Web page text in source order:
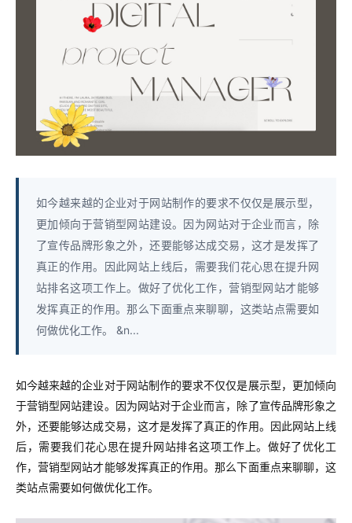
如今越来越的企业对于网站制作的要求不仅仅是展示型，
更加倾向于营销型网站建设。因为网站对于企业而言，除
了宣传品牌形象之外，还要能够达成交易，这才是发挥了
真正的作用。因此网站上线后，需要我们花心思在提升网
站排名这项工作上。做好了优化工作，营销型网站才能够
发挥真正的作用。那么下面重点来聊聊，这类站点需要如
何做优化工作。 &n...
如今越来越的企业对于网站制作的要求不仅仅是展示型，更加倾向
于营销型网站建设。因为网站对于企业而言，除了宣传品牌形象之
外，还要能够达成交易，这才是发挥了真正的作用。因此网站上线
后，需要我们花心思在提升网站排名这项工作上。做好了优化工
作，营销型网站才能够发挥真正的作用。那么下面重点来聊聊，这
类站点需要如何做优化工作。